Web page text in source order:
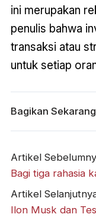
ini merupakan
penulis bahwa
transaksi atau
untuk setiap
Bagikan Sekarang
Artikel
Bagi tiga rahasia
Artikel
Ilon Musk dan